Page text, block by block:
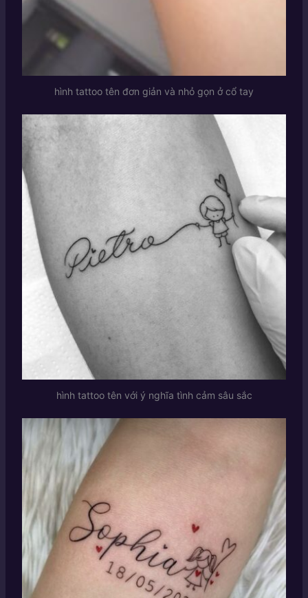
hình tattoo tên đơn giản và nhỏ gọn ở cổ tay
hình tattoo tên với ý nghĩa tình cảm sâu sắc